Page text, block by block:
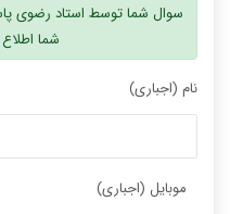
سوال شما توسط استاد رضوی
شما
نام (اجباری)
موبایل (اجباری)